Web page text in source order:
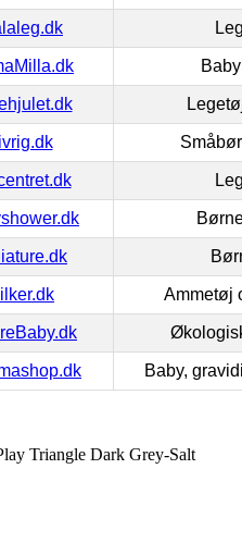
Ammetøj
Baby,
Triangle Dark Grey-Salt